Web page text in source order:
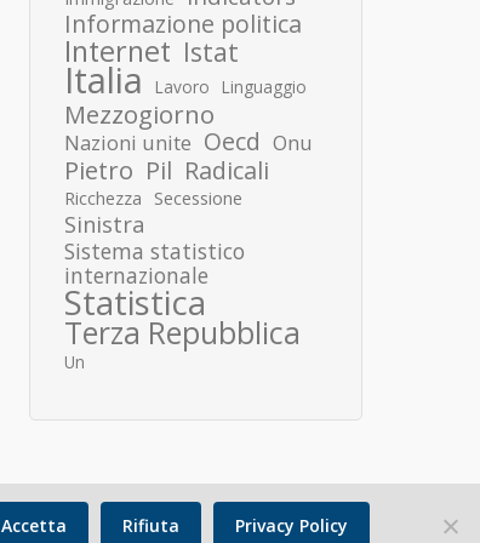
Informazione politica
Internet Istat
Italia Lavoro Linguaggio
Mezzogiorno
Nazioni unite Oecd Onu
Pietro Pil Radicali
Ricchezza Secessione
Sinistra
Sistema statistico
internazionale
Statistica
Terza Repubblica
Un
Copyright © 2026 Donato Speroni |Privacy Policy
Accetta Rifiuta Privacy Policy